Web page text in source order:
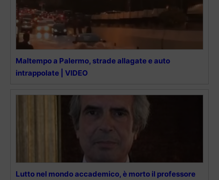
Maltempo a Palermo, strade allagate e auto
intrappolate | VIDEO
Lutto nel mondo accademico, è morto il professore